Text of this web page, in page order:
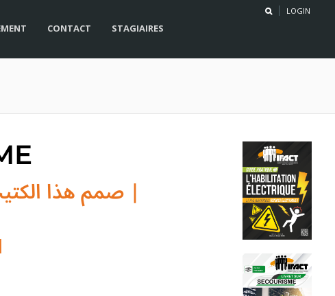
LOGIN
CONTACT STAGIAIRES
| صمم هذا الكتيب باللغتين العربية و الفرنسية |